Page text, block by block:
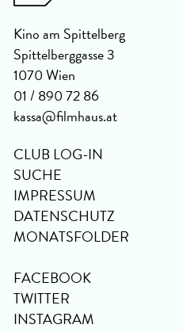
Kino am Spittelberg
Spittelberggasse 3
1070 Wien
01 / 890 72 86
kassa@filmhaus.at
CLUB LOG-IN
SUCHE
IMPRESSUM
DATENSCHUTZ
MONATSFOLDER
FACEBOOK
TWITTER
INSTAGRAM